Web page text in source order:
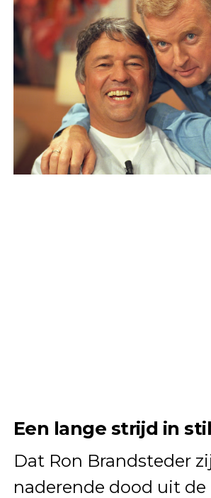
Een lange strijd in
Dat Ron Brandsteder
naderende dood uit de